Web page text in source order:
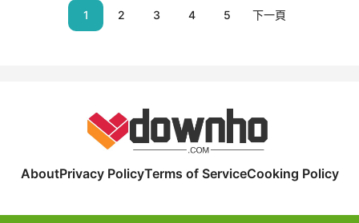
1 2 3 4 5 下一頁
AboutPrivacy PolicyTerms of ServiceCooking Policy